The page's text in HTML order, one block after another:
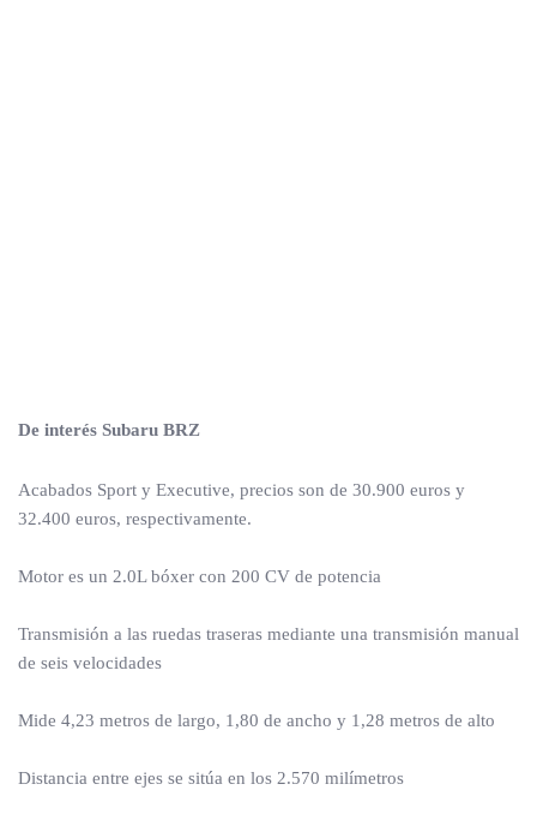
De interés Subaru BRZ
Acabados Sport y Executive, precios son de 30.900 euros y
32.400 euros, respectivamente.
Motor es un 2.0L bóxer con 200 CV de potencia
Transmisión a las ruedas traseras mediante una transmisión manual
de seis velocidades
Mide 4,23 metros de largo, 1,80 de ancho y 1,28 metros de alto
Distancia entre ejes se sitúa en los 2.570 milímetros